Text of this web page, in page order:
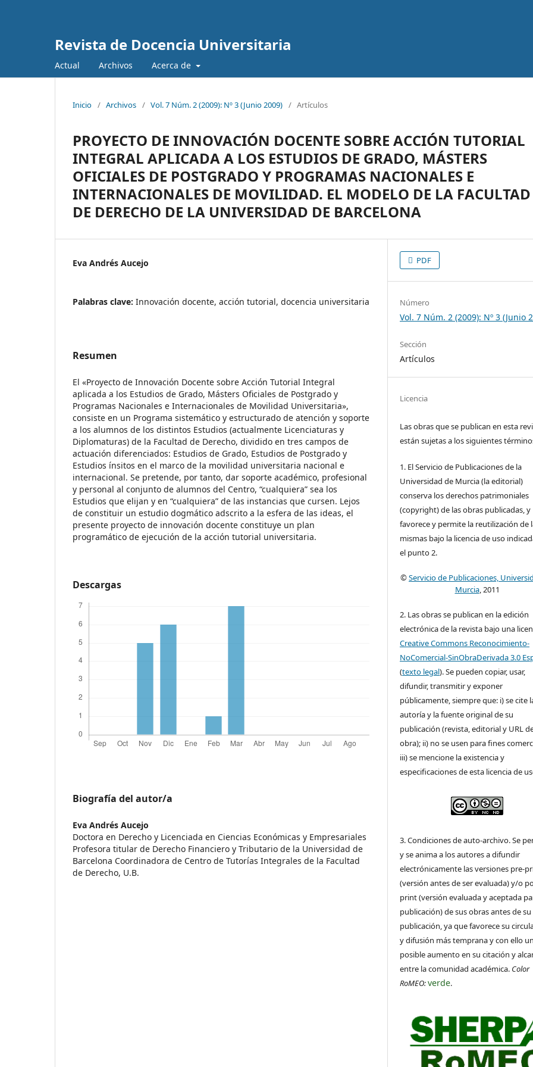
Revista de Docencia Universitaria
Actual Archivos Acerca de
Inicio / Archivos / Vol. 7 Núm. 2 (2009): Nº 3 (Junio 2009) / Artículos
PROYECTO DE INNOVACIÓN DOCENTE SOBRE ACCIÓN TUTORIAL
INTEGRAL APLICADA A LOS ESTUDIOS DE GRADO, MÁSTERS
OFICIALES DE POSTGRADO Y PROGRAMAS NACIONALES E
INTERNACIONALES DE MOVILIDAD. EL MODELO DE LA FACULTAD
DE DERECHO DE LA UNIVERSIDAD DE BARCELONA
Eva Andrés Aucejo
Palabras clave: Innovación docente, acción tutorial, docencia universitaria
Resumen
El «Proyecto de Innovación Docente sobre Acción Tutorial Integral
aplicada a los Estudios de Grado, Másters Oficiales de Postgrado y
Programas Nacionales e Internacionales de Movilidad Universitaria»,
consiste en un Programa sistemático y estructurado de atención y soporte
a los alumnos de los distintos Estudios (actualmente Licenciaturas y
Diplomaturas) de la Facultad de Derecho, dividido en tres campos de
actuación diferenciados: Estudios de Grado, Estudios de Postgrado y
Estudios ínsitos en el marco de la movilidad universitaria nacional e
internacional. Se pretende, por tanto, dar soporte académico, profesional
y personal al conjunto de alumnos del Centro, “cualquiera” sea los
Estudios que elijan y en “cualquiera” de las instancias que cursen. Lejos
de constituir un estudio dogmático adscrito a la esfera de las ideas, el
presente proyecto de innovación docente constituye un plan
programático de ejecución de la acción tutorial universitaria.
Descargas
Biografía del autor/a
Eva Andrés Aucejo
Doctora en Derecho y Licenciada en Ciencias Económicas y Empresariales
Profesora titular de Derecho Financiero y Tributario de la Universidad de
Barcelona Coordinadora de Centro de Tutorías Integrales de la Facultad
de Derecho, U.B.
PDF
Número
Vol. 7 Núm. 2 (2009): Nº 3 (Junio
Sección
Artículos
Licencia
Las obras que se publican en esta
están sujetas a los siguientes
1. El Servicio de Publicaciones de la
Universidad de Murcia (la editorial)
conserva los derechos patrimoniales
(copyright) de las obras publicadas, y
favorece y permite la reutilización de
mismas bajo la licencia de uso
el punto 2.
©Servicio de Publicaciones,
Murcia, 2011
2. Las obras se publican en la edición
electrónica de la revista bajo una
Creative Commons Reconocimiento-
NoComercial-SinObraDerivada 3.0
(texto legal). Se pueden copiar, usar,
difundir, transmitir y exponer
públicamente, siempre que: i) se cite
autoría y la fuente original de su
publicación (revista, editorial y URL
obra); ii) no se usen para fines
iii) se mencione la existencia y
especificaciones de esta licencia de
3. Condiciones de auto-archivo. Se
y se anima a los autores a difundir
electrónicamente las versiones pre-
(versión antes de ser evaluada) y/o
print (versión evaluada y aceptada
publicación) de sus obras antes de su
publicación, ya que favorece su
y difusión más temprana y con ello un
posible aumento en su citación y
entre la comunidad académica. Color
RoMEO:verde.